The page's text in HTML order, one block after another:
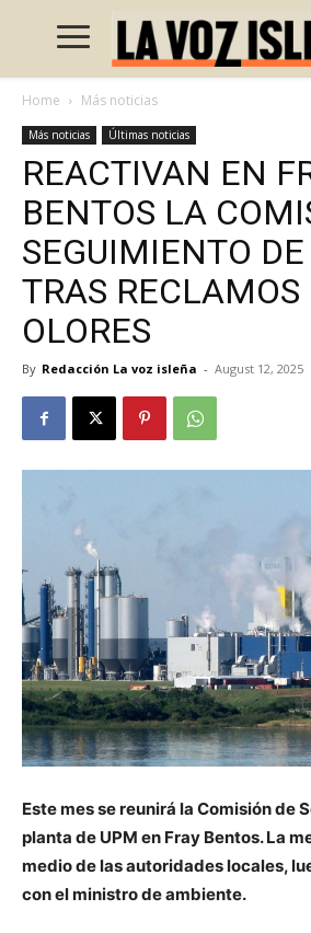
Home Más noticias
Más noticias Últimas noticias
REACTIVAN EN
BENTOS LA
SEGUIMIENTO
TRAS RECLAMOS
OLORES
By Redacción La voz isleña - August 12, 2025
Este mes se reunirá la Comisión de
planta de UPM en Fray Bentos. La
medio de las autoridades locales,
con el ministro de ambiente.